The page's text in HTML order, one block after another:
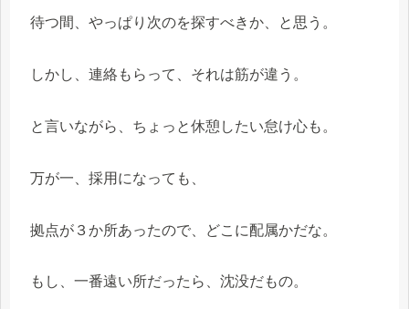
待つ間、やっぱり次のを探すべきか、と思う。
しかし、連絡もらって、それは筋が違う。
と言いながら、ちょっと休憩したい怠け心も。
万が一、採用になっても、
拠点が３か所あったので、どこに配属かだな。
もし、一番遠い所だったら、沈没だもの。